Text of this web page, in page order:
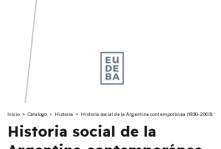
Inicio > Catalogo > Historia > Historia social de la Argentina contemporánea (1930-2003)
Historia social de la